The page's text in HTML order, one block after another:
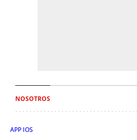
NOSOTROS
APP IOS